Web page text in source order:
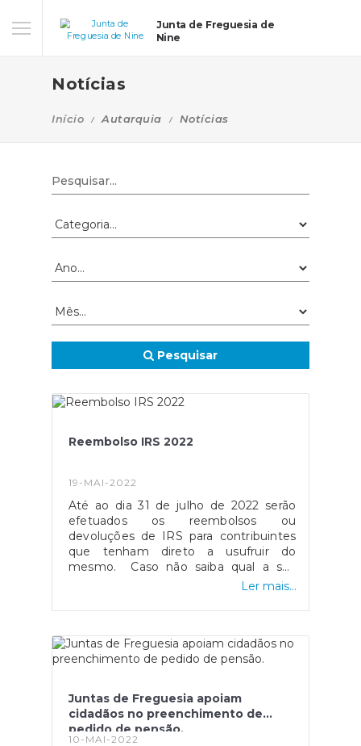
Junta de Freguesia de
Nine
Notícias
Início Autarquia Notícias
Pesquisar
Reembolso IRS 2022
19-MAI-2022
Até ao dia 31 de julho de 2022 serão
efetuados os reembolsos ou
devoluções de IRS para contribuintes
que tenham direto a usufruir do
mesmo. Caso não saiba qual a sua
situação atual referente ao assunto,
perceber quanto resultará da liquidação
ou ao valor que terá de pagar de
imposto adicional.Fonte: "Quando vou
em: https://www.dinheirovivo.pt/financas-
pessoais/quando-vou-receber-o-
reembolso-do-irs-14854316.html
Ler mais...
Juntas de Freguesia apoiam
cidadãos no preenchimento de
pedido de pensão.
10-MAI-2022